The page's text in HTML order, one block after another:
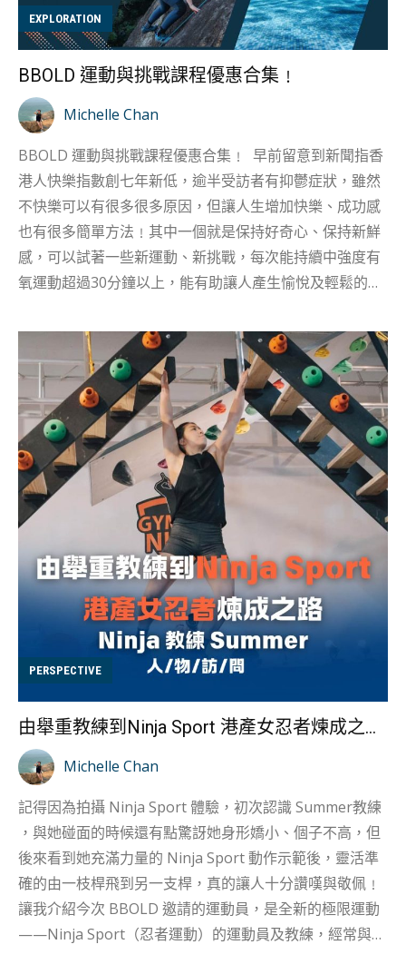
環繞的MONI人造鑽石如同母親守護的光芒。用這個套裝
搭配你為母親準備的「一日女王」體驗 —— 由子女規劃從
早餐到晚餐的驚喜行程，最後以閃耀的Haro耳環與項鍊作
為壓軸禮物。 提案三：永恆循環——Spiral Set螺旋鑽石
套裝 靈感源自生命循環的Spiral Set，以螺旋線條詮釋母
愛的無限包容。人造鑽石層疊環繞的設計，宛如母親始終
張開的雙臂。品牌推薦將此套裝與「家庭寫真拍攝」結
合：事前隱瞞媽媽準備驚喜攝...
EXPLORATION
BBOLD 運動與挑戰課程優惠合集﹗
Michelle Chan
BBOLD 運動與挑戰課程優惠合集﹗ 早前留意到新聞指香
港人快樂指數創七年新低，逾半受訪者有抑鬱症狀，雖然
不快樂可以有很多很多原因，但讓人生增加快樂、成功感
也有很多簡單方法﹗其中一個就是保持好奇心、保持新鮮
感，可以試著一些新運動、新挑戰，每次能持續中強度有
氧運動超過30分鐘以上，能有助讓人產生愉悅及輕鬆的感
緒。 建立興趣之餘又可以提升技能，不想渾渾噩噩又一
年，今年記得要準備新挑戰給自己呢﹗編輯精選全新新手
體驗班、運動課程優惠，陪你一起投入運動熱﹗ 試玩體驗
- BOLD X HKATCIG 限定爬樹課程 $250新手體驗優惠 在
Instagram 查看這則貼文 BBOLD EXPLORATION 運動 挑
戰 旅遊（@bbold.exploration）分享的貼文 上次訪問包
山后兼攀樹教練Angel Wong Ka Yan 之後 ，推出的攀樹
課程反應非常熱烈，我們編輯還進行了一個自肥計劃，難
得有機會，當然要親自跟Angel上課體驗攀樹！我和CMan
都是第一次攀樹，如果我們能做到，大家肯定也可以！ 很
多人不知道，其實攀樹運動是有正式的學校課程的，例如
香港攀樹學院就提供攀樹訓練、技術專修訓練和技術分享
只要通過BBOLD報名，就可以以優惠價$250參加體驗
班，留言「攀樹」以獲取優惠！ 試玩體驗 -
BBOLDxSasuke Ninja Park 忍者障礙體驗課程報名表 在
Instagram 查看這則貼文 BBOLD EXPLORATION 運動 挑
PERSPECTIVE
由舉重教練到Ninja Sport 港產女忍者煉成之路 Ninja 教練 Summer 人物訪問
Michelle Chan
記得因為拍攝 Ninja Sport 體驗，初次認識 Summer教練
，與她碰面的時候還有點驚訝她身形嬌小、個子不高，但
後來看到她充滿力量的 Ninja Sport 動作示範後，靈活準
確的由一枝桿飛到另一支桿，真的讓人十分讚嘆與敬佩﹗
讓我介紹今次 BBOLD 邀請的運動員，是全新的極限運動
——Ninja Sport（忍者運動）的運動員及教練，經常與隊